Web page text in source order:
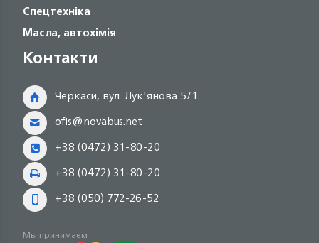
Спецтехніка
Масла, автохімія
Контакти
Черкаси, вул. Лук'янова 5/1
ofis@novabus.net
+38 (0472) 31-80-20
+38 (0472) 31-80-20
+38 (050) 772-26-52
Мы принимаем